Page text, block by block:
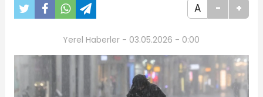
A - +
Yerel Haberler - 03.05.2026 - 0:00